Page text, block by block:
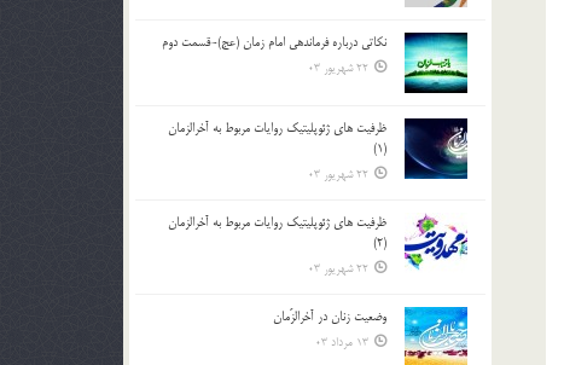
نکاتى درباره فرماندهى امام زمان (عج)-قسمت دوم
22 شهریور 03
ظرفیت های ژئوپلیتیک روایات مربوط به آخرالزمان
(1)
22 شهریور 03
ظرفیت های ژئوپلیتیک روایات مربوط به آخرالزمان
(2)
22 شهریور 03
وضعیت زنان در آخرالزّمان
13 مرداد 03